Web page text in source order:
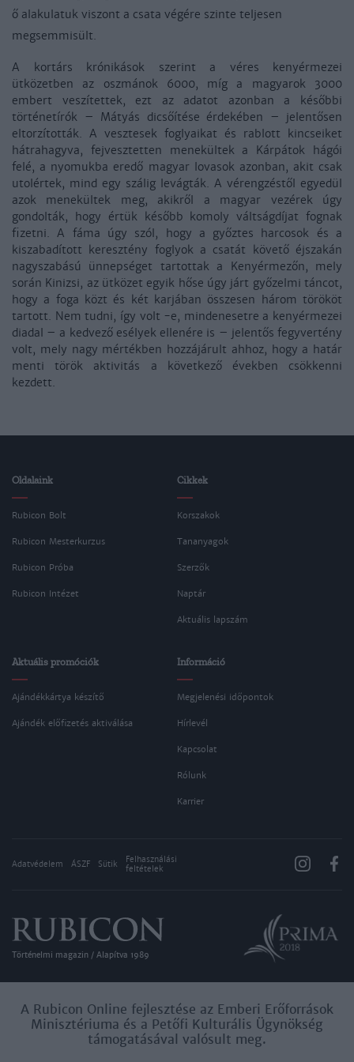
ő alakulatuk viszont a csata végére szinte teljesen
megsemmisült.
A kortárs krónikások szerint a véres kenyérmezei
ütközetben az oszmánok 6000, míg a magyarok 3000
embert veszítettek, ezt az adatot azonban a későbbi
történetírók – Mátyás dicsőítése érdekében – jelentősen
eltorzították. A vesztesek foglyaikat és rablott kincseiket
hátrahagyva, fejvesztetten menekültek a Kárpátok hágói
felé, a nyomukba eredő magyar lovasok azonban, akit csak
utolértek, mind egy szálig levágták. A vérengzéstől egyedül
azok menekültek meg, akikről a magyar vezérek úgy
gondolták, hogy értük később komoly váltságdíjat fognak
fizetni. A fáma úgy szól, hogy a győztes harcosok és a
kiszabadított keresztény foglyok a csatát követő éjszakán
nagyszabású ünnepséget tartottak a Kenyérmezőn, mely
során Kinizsi, az ütközet egyik hőse úgy járt győzelmi táncot,
hogy a foga közt és két karjában összesen három törököt
tartott. Nem tudni, így volt -e, mindenesetre a kenyérmezei
diadal – a kedvező esélyek ellenére is – jelentős fegyvertény
volt, mely nagy mértékben hozzájárult ahhoz, hogy a határ
menti török aktivitás a következő években csökkenni
kezdett.
Oldalaink
Rubicon Bolt
Rubicon Mesterkurzus
Rubicon Próba
Rubicon Intézet
Cikkek
Korszakok
Tananyagok
Szerzők
Naptár
Aktuális lapszám
Aktuális promóciók
Ajándékkártya készítő
Ajándék előfizetés aktiválása
Információ
Megjelenési időpontok
Hírlevél
Kapcsolat
Rólunk
Karrier
Adatvédelem ÁSZF Sütik
Felhasználási
feltételek
Történelmi magazin / Alapítva 1989
A Rubicon Online fejlesztése az Emberi Erőforrások
Minisztériuma és a Petőfi Kulturális Ügynökség
támogatásával valósult meg.